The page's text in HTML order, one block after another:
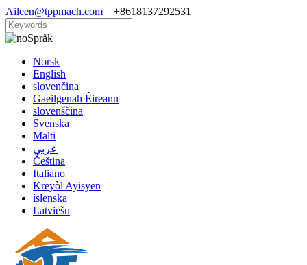
Aileen@tppmach.com +8618137292531
Språk
Norsk
English
slovenčina
Gaeilgenah Éireann
slovenščina
Svenska
Malti
عربي
Čeština
Italiano
Kreyòl Ayisyen
íslenska
Latviešu